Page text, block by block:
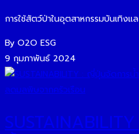
การใช้สัตว์ป่าในอุตสาหกรรมบันเทิงแ
By O2O ESG
9 กุมภาพันธ์ 2024